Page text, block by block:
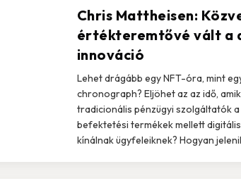
Chris Mattheisen:
értékteremtővé vált a
innováció
Lehet drágább egy NFT-óra, mint
chronograph? Eljöhet az az idő,
tradicionális pénzügyi szolgáltatók
befektetési termékek mellett
kínálnak ügyfeleiknek? Hogyan